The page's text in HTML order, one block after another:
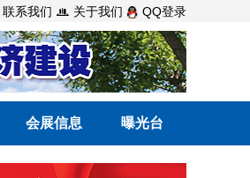
联系我们  关于我们 QQ登录
会展信息 曝光台